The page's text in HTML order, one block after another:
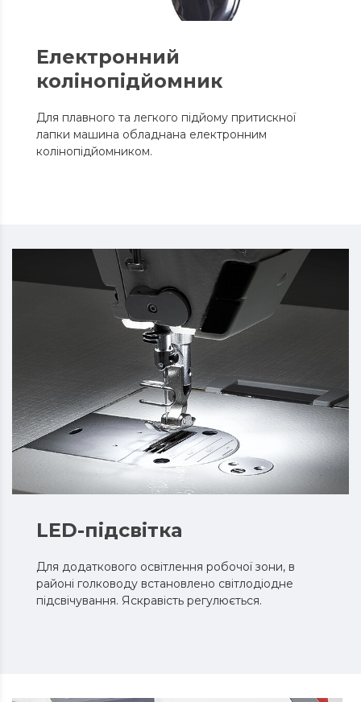
Електронний
колінопідйомник
Для плавного та легкого підйому притискної
лапки машина обладнана електронним
колінопідйомником.
LED-підсвітка
Для додаткового освітлення робочої зони, в
районі голководу встановлено світлодіодне
підсвічування. Яскравість регулюється.